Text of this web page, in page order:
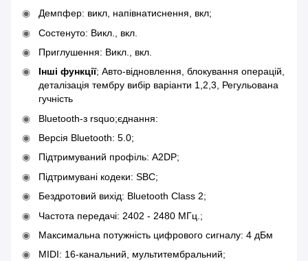
Демпфер: викл, напівнатиснення, вкл;
Состенуто: Викл., вкл.
Приглушення: Викл., вкл.
Інші функції; Авто-відновлення, блокування операцій,
деталізація тембру вибір варіанти 1,2,3, Регульована
гучність
Bluetooth-з rsquo;єднання:
Версія Bluetooth: 5.0;
Підтримуваний профіль: A2DP;
Підтримувані кодеки: SBC;
Бездротовий вихід: Bluetooth Class 2;
Частота передачі: 2402 - 2480 МГц.;
Максимальна потужність цифрового сигналу: 4 дБм
MIDI: 16-канальний, мультитембральний;